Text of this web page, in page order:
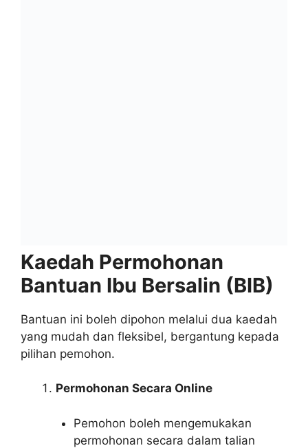
Kaedah Permohonan
Bantuan Ibu Bersalin (BIB)
Bantuan ini boleh dipohon melalui dua kaedah
yang mudah dan fleksibel, bergantung kepada
pilihan pemohon.
Permohonan Secara Online
Pemohon boleh mengemukakan
permohonan secara dalam talian